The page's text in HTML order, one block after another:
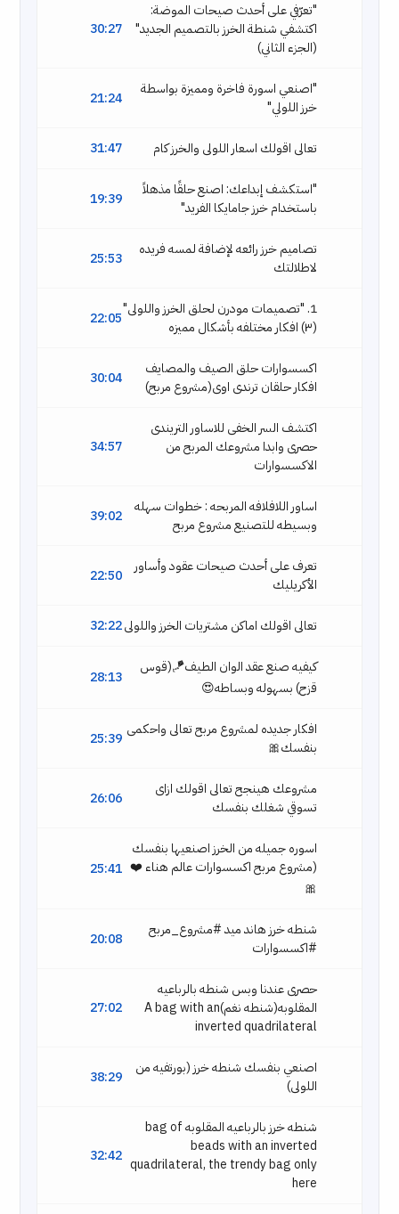
30:27
"تعرّفي على أحدث صيحات الموضة:
اكتشفي شنطة الخرز بالتصميم الجديد"
(الجزء الثاني)
21:24
"اصنعي اسورة فاخرة ومميزة بواسطة
خرز اللولي"
31:47 تعالى اقولك اسعار اللولى والخرز كام
19:39
"استكشف إبداعك: اصنع حلقًا مذهلاً
باستخدام خرز جامايكا الفريد"
25:53
تصاميم خرز رائعه لإضافة لمسه فريده
لاطلالتك
22:051. "تصميمات مودرن لحلق الخرز واللولى"
(٣) افكار مختلفه بأشكال مميزه
30:04
اكسسوارات حلق الصيف والمصايف
افكار حلقان ترندى اوى(مشروع مربح)
34:57
اكتشف السر الخفى للاساور التريندى
حصرى وابدا مشروعك المربح من
الاكسسوارات
39:02
اساور اللافلافه المربحه : خطوات سهله
وبسيطه للتصنيع مشروع مربح
22:50
تعرف على أحدث صيحات عقود وأساور
الأكريليك
32:22تعالى اقولك اماكن مشتريات الخرز واللولى
28:13
كيفيه صنع عقد الوان الطيف🪁(قوس
قزح) بسهوله وبساطه😍
25:39 افكار جديده لمشروع مربح تعالى واحكمى
بنفسك🎀
26:06
مشروعك هينجح تعالى اقولك ازاى
تسوقي شغلك بنفسك
25:41
اسوره جميله من الخرز اصنعيها بنفسك
(مشروع مربح اكسسوارات عالم هناء ❤️
🎀
20:08
شنطه خرز هاند ميد #مشروع_مربح
#اكسسوارات
27:02
حصرى عندنا وبس شنطه بالرباعيه
المقلوبه(شنطه نغم)A bag with an
inverted quadrilateral
38:29
اصنعي بنفسك شنطه خرز (بورتفيه من
اللولى)
32:42
شنطه خرز بالرباعيه المقلوبه bag of
beads with an inverted
quadrilateral, the trendy bag only
here